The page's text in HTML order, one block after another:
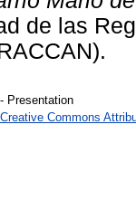
de las
- Presentation
Creative Commons